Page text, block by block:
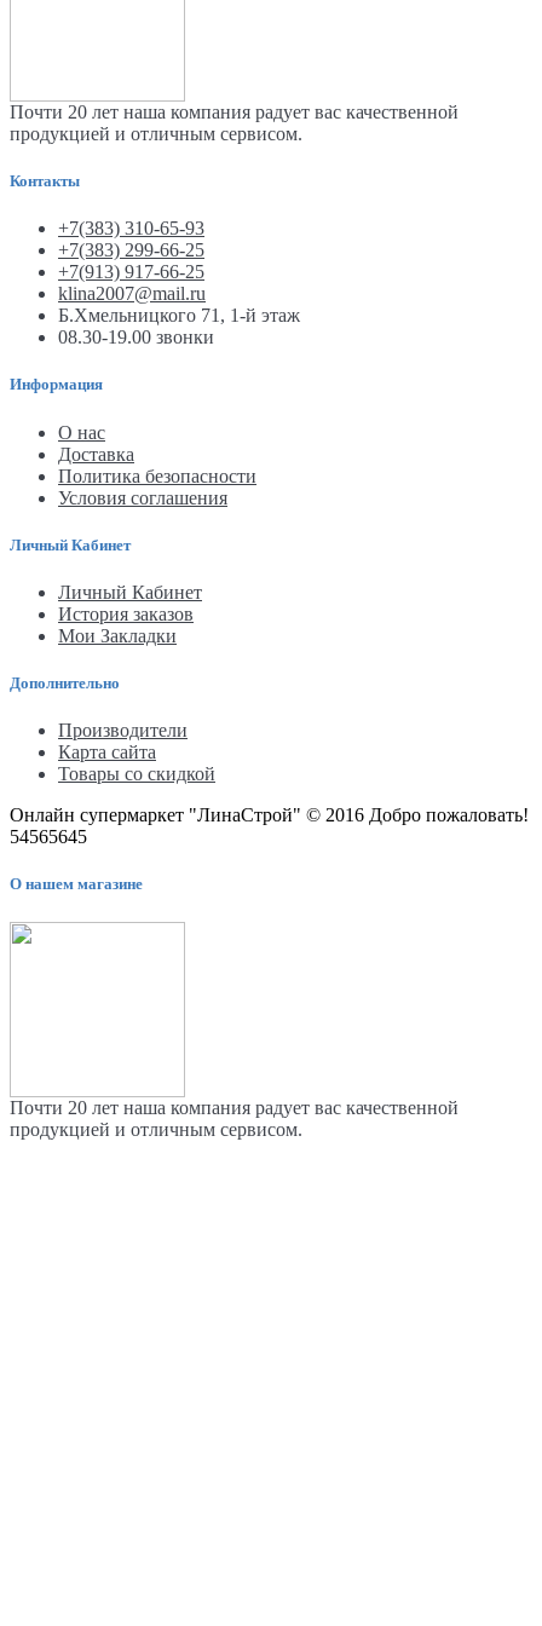
Почти 20 лет наша компания радует вас качественной
продукцией и отличным сервисом.
Контакты
+7(383) 310-65-93
+7(383) 299-66-25
+7(913) 917-66-25
klina2007@mail.ru
Б.Хмельницкого 71, 1-й этаж
08.30-19.00 звонки
Информация
О нас
Доставка
Политика безопасности
Условия соглашения
Личный Кабинет
Личный Кабинет
История заказов
Мои Закладки
Дополнительно
Производители
Карта сайта
Товары со скидкой
Онлайн супермаркет "ЛинаСтрой" © 2016 Добро пожаловать!
54565645
О нашем магазине
Почти 20 лет наша компания радует вас качественной
продукцией и отличным сервисом.